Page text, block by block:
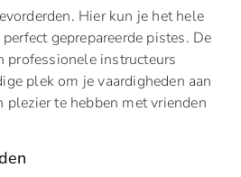
Hier kun je het hele
geprepareerde pistes. De
professionele instructeurs
plek om je vaardigheden aan
plezier te hebben met vrienden